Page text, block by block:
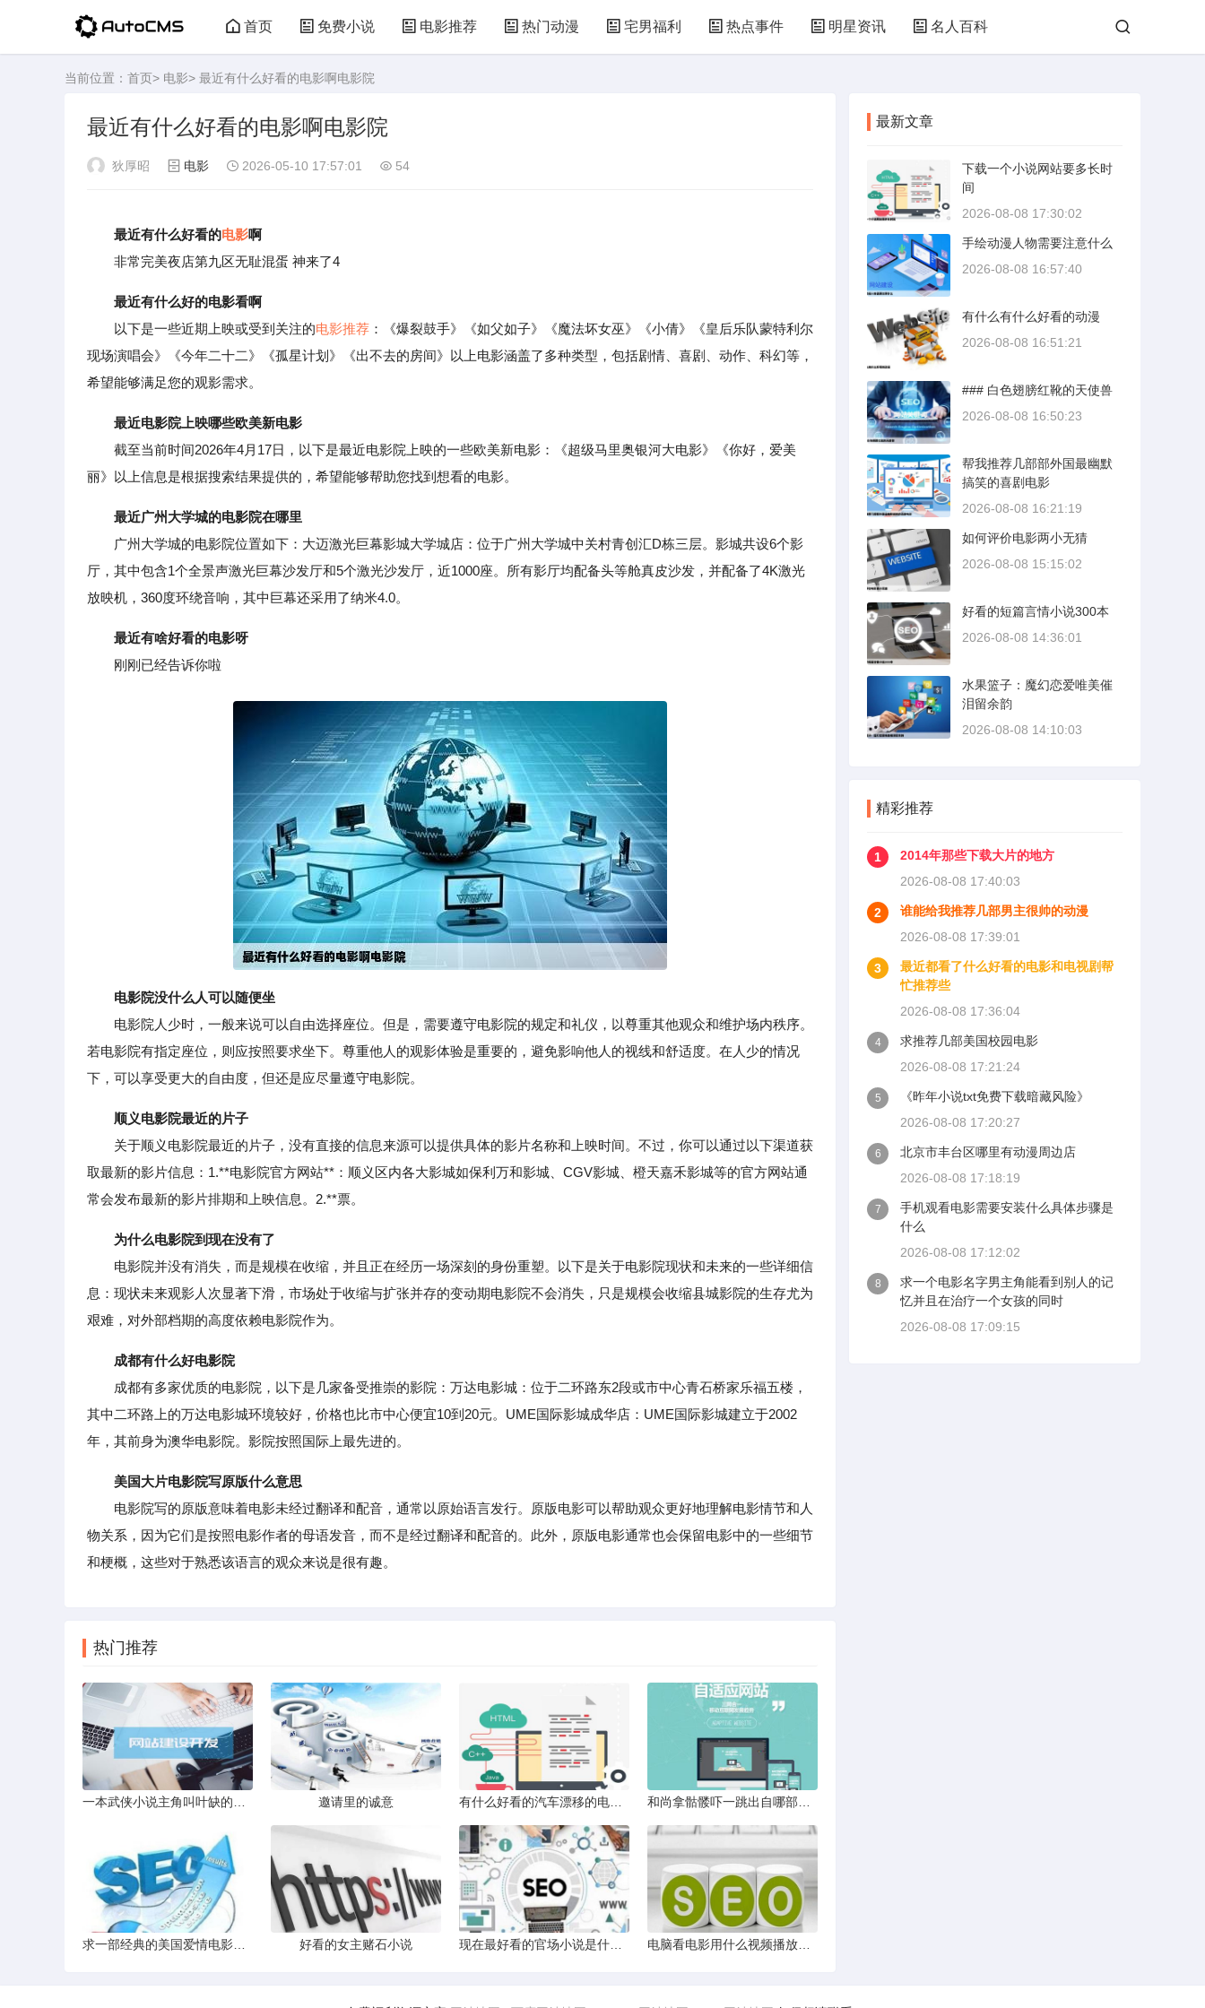
首页 免费小说 电影推荐 热门动漫 宅男福利 热点事件 明星资讯 名人百科
当前位置： 首页> 电影> 最近有什么好看的电影啊电影院
最近有什么好看的电影啊电影院
狄厚昭 电影 2026-05-10 17:57:01 54
最近有什么好看的电影啊
非常完美夜店第九区无耻混蛋 神来了4
最近有什么好的电影看啊
以下是一些近期上映或受到关注的电影推荐 ：《爆裂鼓手》《如父如子》《魔法坏女巫》《小倩》《皇后乐队蒙特利尔
现场演唱会》《今年二十二》《孤星计划》《出不去的房间》以上电影涵盖了多种类型，包括剧情、喜剧、动作、科幻等，
希望能够满足您的观影需求。
最近电影院上映哪些欧美新电影
截至当前时间2026年4月17日，以下是最近电影院上映的一些欧美新电影：《超级马里奥银河大电影》《你好，爱美
丽》以上信息是根据搜索结果提供的，希望能够帮助您找到想看的电影。
最近广州大学城的电影院在哪里
广州大学城的电影院位置如下：大迈激光巨幕影城大学城店：位于广州大学城中关村青创汇D栋三层。影城共设6个影
厅，其中包含1个全景声激光巨幕沙发厅和5个激光沙发厅，近1000座。所有影厅均配备头等舱真皮沙发，并配备了4K激光
放映机，360度环绕音响，其中巨幕还采用了纳米4.0。
最近有啥好看的电影呀
刚刚已经告诉你啦
电影院没什么人可以随便坐
电影院人少时，一般来说可以自由选择座位。但是，需要遵守电影院的规定和礼仪，以尊重其他观众和维护场内秩序。
若电影院有指定座位，则应按照要求坐下。尊重他人的观影体验是重要的，避免影响他人的视线和舒适度。在人少的情况
下，可以享受更大的自由度，但还是应尽量遵守电影院。
顺义电影院最近的片子
关于顺义电影院最近的片子，没有直接的信息来源可以提供具体的影片名称和上映时间。不过，你可以通过以下渠道获
取最新的影片信息：1.**电影院官方网站**：顺义区内各大影城如保利万和影城、CGV影城、橙天嘉禾影城等的官方网站通
常会发布最新的影片排期和上映信息。2.**票。
为什么电影院到现在没有了
电影院并没有消失，而是规模在收缩，并且正在经历一场深刻的身份重塑。以下是关于电影院现状和未来的一些详细信
息：现状未来观影人次显著下滑，市场处于收缩与扩张并存的变动期电影院不会消失，只是规模会收缩县城影院的生存尤为
艰难，对外部档期的高度依赖电影院作为。
成都有什么好电影院
成都有多家优质的电影院，以下是几家备受推崇的影院：万达电影城：位于二环路东2段或市中心青石桥家乐福五楼，
其中二环路上的万达电影城环境较好，价格也比市中心便宜10到20元。UME国际影城成华店：UME国际影城建立于2002
年，其前身为澳华电影院。影院按照国际上最先进的。
美国大片电影院写原版什么意思
电影院写的原版意味着电影未经过翻译和配音，通常以原始语言发行。原版电影可以帮助观众更好地理解电影情节和人
物关系，因为它们是按照电影作者的母语发音，而不是经过翻译和配音的。此外，原版电影通常也会保留电影中的一些细节
和梗概，这些对于熟悉该语言的观众来说是很有趣。
热门推荐
邀请里的诚意
好看的女主赌石小说
最新文章
下载一个小说网站要多长时
间
2026-08-08 17:30:02
手绘动漫人物需要注意什么
2026-08-08 16:57:40
有什么有什么好看的动漫
2026-08-08 16:51:21
### 白色翅膀红靴的天使兽
2026-08-08 16:50:23
帮我推荐几部部外国最幽默
搞笑的喜剧电影
2026-08-08 16:21:19
如何评价电影两小无猜
2026-08-08 15:15:02
好看的短篇言情小说300本
2026-08-08 14:36:01
水果篮子：魔幻恋爱唯美催
泪留余韵
2026-08-08 14:10:03
精彩推荐
1
2014年那些下载大片的地方
2026-08-08 17:40:03
2
谁能给我推荐几部男主很帅的动漫
2026-08-08 17:39:01
3
最近都看了什么好看的电影和电视剧帮
忙推荐些
2026-08-08 17:36:04
4
求推荐几部美国校园电影
2026-08-08 17:21:24
5
《昨年小说txt免费下载暗藏风险》
2026-08-08 17:20:27
6
北京市丰台区哪里有动漫周边店
2026-08-08 17:18:19
7
手机观看电影需要安装什么具体步骤是
什么
2026-08-08 17:12:02
8
求一个电影名字男主角能看到别人的记
忆并且在治疗一个女孩的同时
2026-08-08 17:09:15